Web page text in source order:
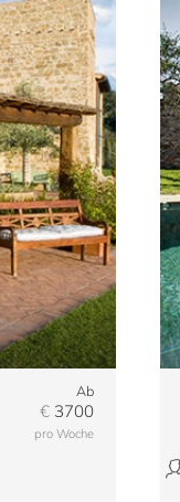
Ab
€3700
pro Woche